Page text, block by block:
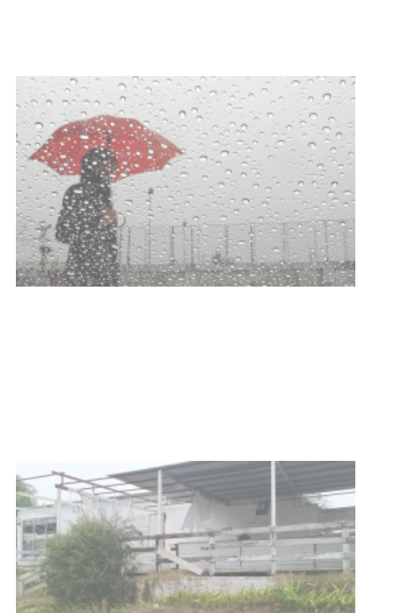
03-08-2026
UTE hizo llamado laboral para
personas en situación de
discapacidad
03-08-2026
NOTICIAS